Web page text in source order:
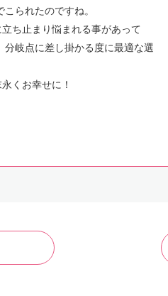
られたのですね。
ち止まり悩まれる事があって
岐点に差し掛かる度に最適な選
くお幸せに！